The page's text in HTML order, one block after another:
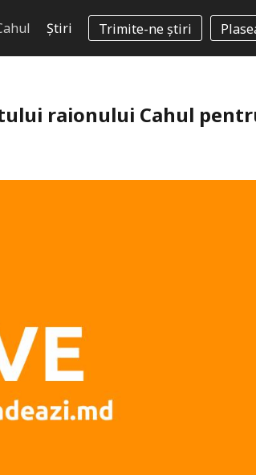
Știri Trimite-ne știri
raionului Cahul